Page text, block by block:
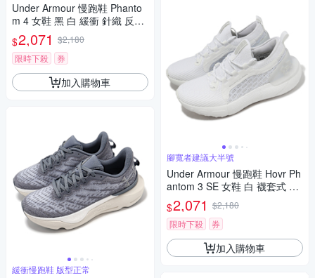
Under Armour 慢跑鞋 Phanto
m 4 女鞋 黑 白 緩衝 針織 反光
運動鞋 UA 3027594003
$2,071 $2,180
限時下殺
券
加入購物車
緩衝慢跑鞋 版型正常
腳寬者建議大半號
Under Armour 慢跑鞋 Hovr Ph
antom 3 SE 女鞋 白 襪套式 針
織鞋面 緩震 運動鞋 UA 30265
84100
$2,071 $2,180
限時下殺
券
加入購物車